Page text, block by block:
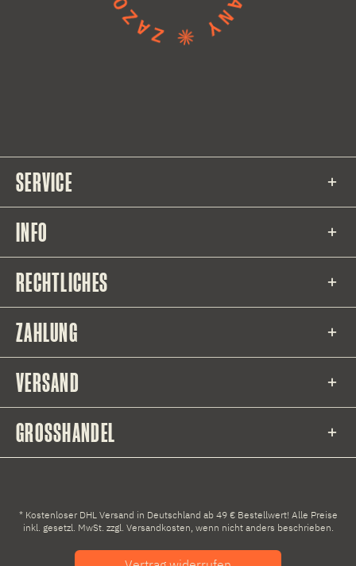
SERVICE
INFO
RECHTLICHES
ZAHLUNG
VERSAND
GROSSHANDEL
* Kostenloser DHL Versand in Deutschland ab 49 € Bestellwert! Alle Preise
inkl. gesetzl. MwSt. zzgl. Versandkosten, wenn nicht anders beschrieben.